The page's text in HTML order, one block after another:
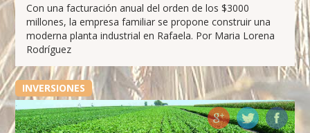
Con una facturación anual del orden de los $3000
millones, la empresa familiar se propone construir una
moderna planta industrial en Rafaela. Por Maria Lorena
Rodríguez
INVERSIONES